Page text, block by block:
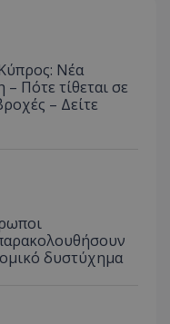
Νέα
Πότε τίθεται σε
– Δείτε
δυστύχημα